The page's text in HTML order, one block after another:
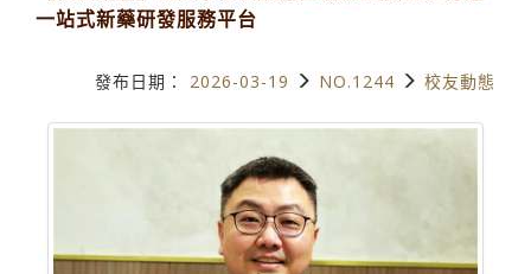
一站式新藥研發服務平台
發布日期： 2026-03-19 NO.1244 校友動態